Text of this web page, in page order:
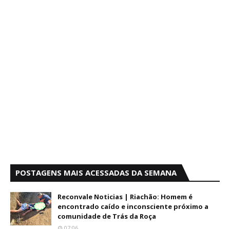
POSTAGENS MAIS ACESSADAS DA SEMANA
Reconvale Noticias | Riachão: Homem é
encontrado caído e inconsciente próximo a
comunidade de Trás da Roça